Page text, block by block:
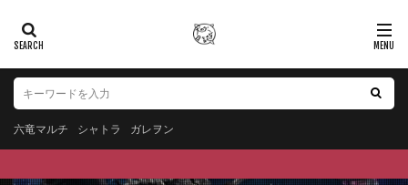
六竜マルチ シャトラ ガレヲン